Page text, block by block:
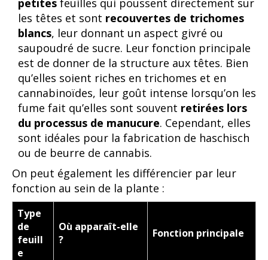
petites feuilles qui poussent directement sur
les têtes et sont recouvertes de trichomes
blancs, leur donnant un aspect givré ou
saupoudré de sucre. Leur fonction principale
est de donner de la structure aux têtes. Bien
qu’elles soient riches en trichomes et en
cannabinoïdes, leur goût intense lorsqu’on les
fume fait qu’elles sont souvent retirées lors
du processus de manucure. Cependant, elles
sont idéales pour la fabrication de haschisch
ou de beurre de cannabis.
On peut également les différencier par leur
fonction au sein de la plante :
Type
de
feuill
e
Où apparaît-elle
?
Fonction principale